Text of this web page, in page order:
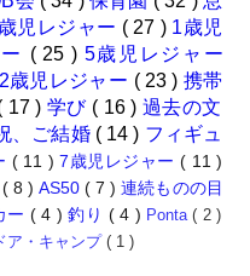
児レジャー ( 27 ) 1歳児
( 25 ) 5歳児レジャー
2歳児レジャー ( 23 ) 携帯
17 ) 学び ( 16 ) 過去の文
、ご結婚 ( 14 ) フィギュ
( 11 )7歳児レジャー( 11 )
( 8 )AS50( 7 )連続ものの目
ー ( 4 )釣り ( 4 ) Ponta( 2 )
ア・キャンプ( 1 )